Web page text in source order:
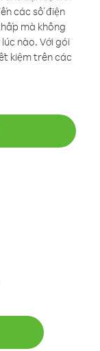
các số điện
mà không
nào. Với gói
kiệm trên các